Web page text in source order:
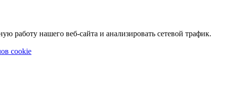
работу нашего веб-сайта и анализировать сетевой трафик.
cookie